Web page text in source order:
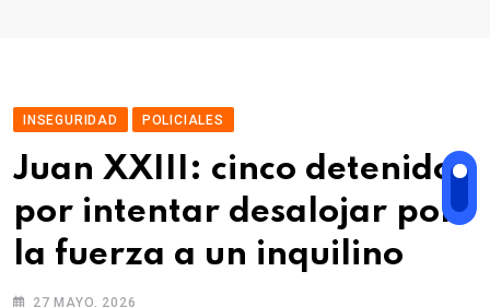
INSEGURIDAD POLICIALES
Juan XXIII: cinco detenidos
por intentar desalojar por
la fuerza a un inquilino
27 MAYO, 2026